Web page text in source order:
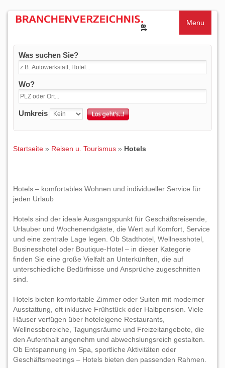
Menu
Was suchen Sie?
Wo?
Umkreis
Startseite » Reisen u. Tourismus » Hotels
Hotels – komfortables Wohnen und individueller Service für
jeden Urlaub
Hotels sind der ideale Ausgangspunkt für Geschäftsreisende,
Urlauber und Wochenendgäste, die Wert auf Komfort, Service
und eine zentrale Lage legen. Ob Stadthotel, Wellnesshotel,
Businesshotel oder Boutique-Hotel – in dieser Kategorie
finden Sie eine große Vielfalt an Unterkünften, die auf
unterschiedliche Bedürfnisse und Ansprüche zugeschnitten
sind.
Hotels bieten komfortable Zimmer oder Suiten mit moderner
Ausstattung, oft inklusive Frühstück oder Halbpension. Viele
Häuser verfügen über hoteleigene Restaurants,
Wellnessbereiche, Tagungsräume und Freizeitangebote, die
den Aufenthalt angenehm und abwechslungsreich gestalten.
Ob Entspannung im Spa, sportliche Aktivitäten oder
Geschäftsmeetings – Hotels bieten den passenden Rahmen.